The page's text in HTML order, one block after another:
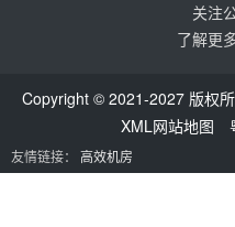
关注
了解更
Copyright © 2021-2027 版权
XML网站地图
友情链接： 高效机房